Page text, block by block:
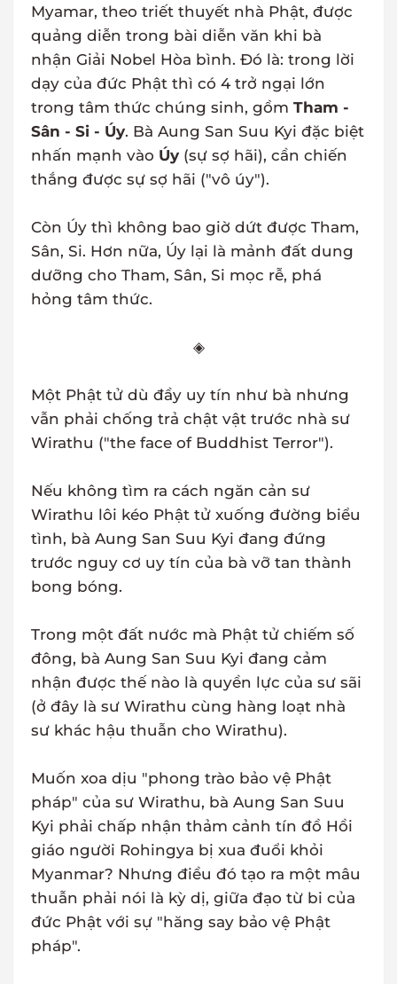
Myamar, theo triết thuyết nhà Phật, được
quảng diễn trong bài diễn văn khi bà
nhận Giải Nobel Hòa bình. Đó là: trong lời
dạy của đức Phật thì có 4 trở ngại lớn
trong tâm thức chúng sinh, gồm Tham -
Sân - Si - Úy. Bà Aung San Suu Kyi đặc biệt
nhấn mạnh vào Úy (sự sợ hãi), cần chiến
thắng được sự sợ hãi ("vô úy").
Còn Úy thì không bao giờ dứt được Tham,
Sân, Si. Hơn nữa, Úy lại là mảnh đất dung
dưỡng cho Tham, Sân, Si mọc rễ, phá
hỏng tâm thức.
◈
Một Phật tử dù đầy uy tín như bà nhưng
vẫn phải chống trả chật vật trước nhà sư
Wirathu ("the face of Buddhist Terror").
Nếu không tìm ra cách ngăn cản sư
Wirathu lôi kéo Phật tử xuống đường biểu
tình, bà Aung San Suu Kyi đang đứng
trước nguy cơ uy tín của bà vỡ tan thành
bong bóng.
Trong một đất nước mà Phật tử chiếm số
đông, bà Aung San Suu Kyi đang cảm
nhận được thế nào là quyền lực của sư sãi
(ở đây là sư Wirathu cùng hàng loạt nhà
sư khác hậu thuẫn cho Wirathu).
Muốn xoa dịu "phong trào bảo vệ Phật
pháp" của sư Wirathu, bà Aung San Suu
Kyi phải chấp nhận thảm cảnh tín đồ Hồi
giáo người Rohingya bị xua đuổi khỏi
Myanmar? Nhưng điều đó tạo ra một mâu
thuẫn phải nói là kỳ dị, giữa đạo từ bi của
đức Phật với sự "hăng say bảo vệ Phật
pháp".